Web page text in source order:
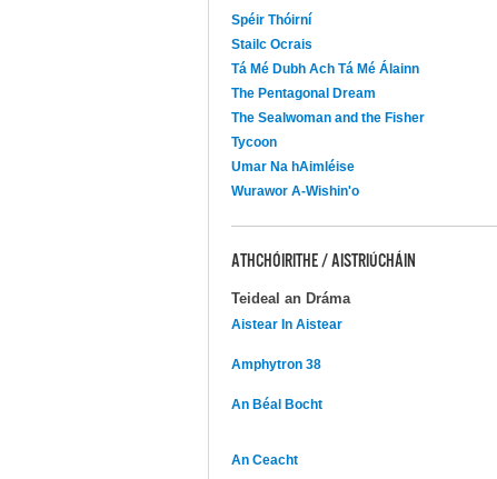
Spéir Thóirní
Stailc Ocrais
Tá Mé Dubh Ach Tá Mé Álainn
The Pentagonal Dream
The Sealwoman and the Fisher
Tycoon
Umar Na hAimléise
Wurawor A-Wishin'o
ATHCHÓIRITHE / AISTRIÚCHÁIN
Teideal an Dráma
Aistear In Aistear
Amphytron 38
An Béal Bocht
An Ceacht